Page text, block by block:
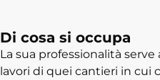
Di cosa si occupa
La sua professionalità
lavori di quei cantieri in